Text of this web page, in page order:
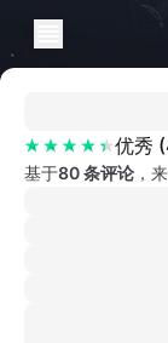
优秀 (
基于80 条评论 ，